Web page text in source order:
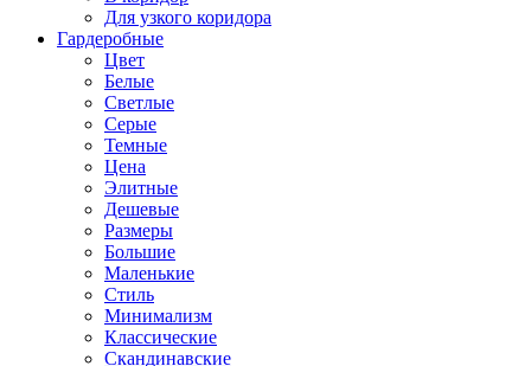
Для узкого коридора
Гардеробные
Цвет
Белые
Светлые
Серые
Темные
Цена
Элитные
Дешевые
Размеры
Большие
Маленькие
Стиль
Минимализм
Классические
Скандинавские